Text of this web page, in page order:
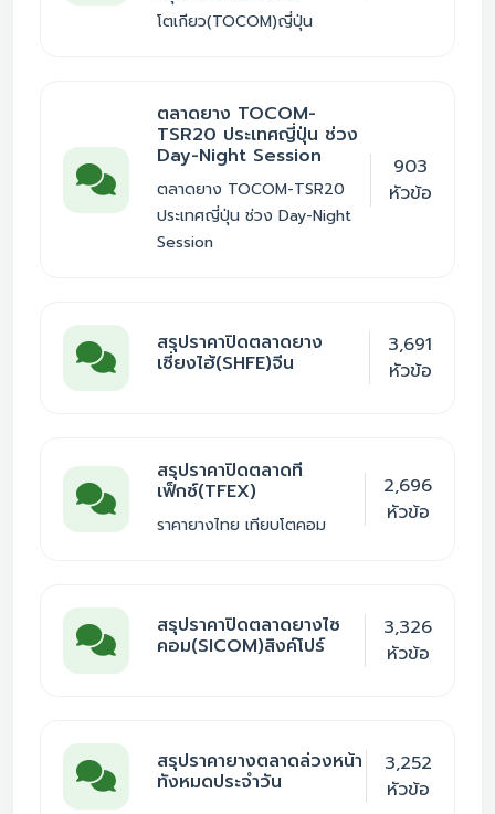
โตเกียว(TOCOM)ญี่ปุ่น
ตลาดยาง TOCOM-
TSR20 ประเทศญี่ปุ่น ช่วง
Day-Night Session
ตลาดยาง TOCOM-TSR20
ประเทศญี่ปุ่น ช่วง Day-Night
Session
903
หัวข้อ
สรุปราคาปิดตลาดยาง
เซี่ยงไฮ้(SHFE)จีน
3,691
หัวข้อ
สรุปราคาปิดตลาดที
เฟ็กซ์(TFEX)
ราคายางไทย เทียบโตคอม
2,696
หัวข้อ
สรุปราคาปิดตลาดยางไซ
คอม(SICOM)สิงค์โปร์
3,326
หัวข้อ
สรุปราคายางตลาดล่วงหน้า
ทังหมดประจำวัน
3,252
หัวข้อ